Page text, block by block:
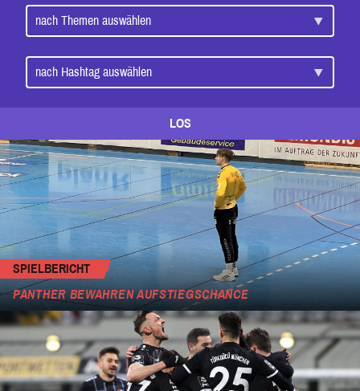
LOS
SPIELBERICHT
PANTHER BEWAHREN AUFSTIEGSCHANCE